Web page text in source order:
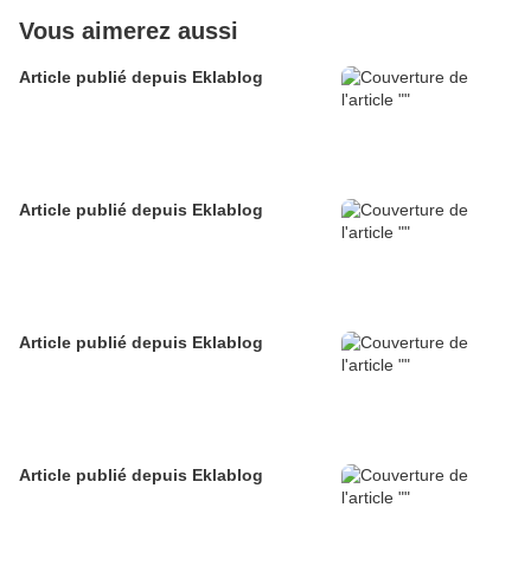
Vous aimerez aussi
Article publié depuis Eklablog
Article publié depuis Eklablog
Article publié depuis Eklablog
Article publié depuis Eklablog